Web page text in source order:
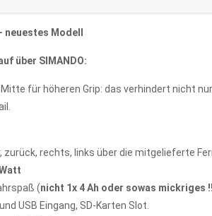
Modell
über SIMANDO:
für höheren Grip: das verhindert nicht
zurück, rechts, links über die mitgelieferte
(nicht 1x 4 Ah oder sowas mickriges
USB Eingang, SD-Karten Slot.